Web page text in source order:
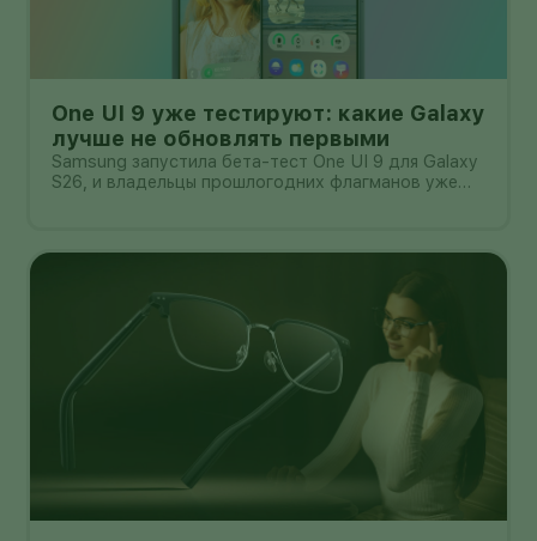
One UI 9 уже тестируют: какие Galaxy
лучше не обновлять первыми
Samsung запустила бета-тест One UI 9 для Galaxy
S26, и владельцы прошлогодних флагманов уже